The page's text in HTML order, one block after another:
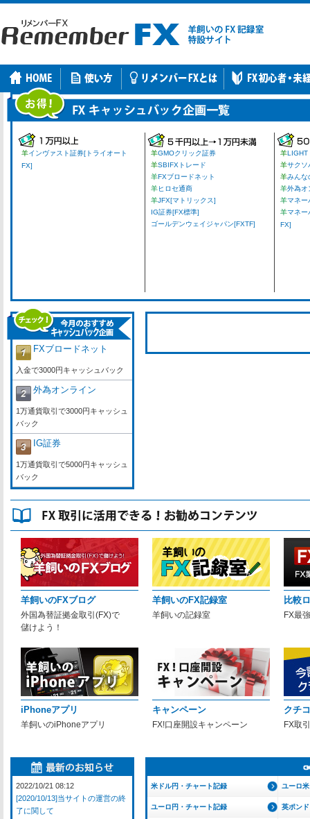
羊インヴァスト証券[トライオート
FX]
羊GMOクリック証券
羊SBIFXトレード
羊FXブロードネット
羊ヒロセ通商
羊JFX[マトリックス]
IG証券[FX標準]
ゴールデンウェイジャパン[FXTF]
羊LIGHT
羊サクソ
羊みんな
羊外為オ
羊マネー
羊マネー
FX]
FXブロードネット
入金で3000円キャッシュバック
外為オンライン
1万通貨取引で3000円キャッシュ
バック
IG証券
1万通貨取引で5000円キャッシュ
バック
羊飼いのFXブログ
外国為替証拠金取引(FX)で
儲けよう！
羊飼いのFX記録室
羊飼いの記録室
比較
FX最
iPhoneアプリ
羊飼いのiPhoneアプリ
キャンペーン
FX!口座開設キャンペーン
クチ
FX取
米ドル円・チャート記録 ユーロ
ユーロ円・チャート記録 英ポン
2022/10/21 08:12
[2020/10/13]当サイトの運営の終
了に関して